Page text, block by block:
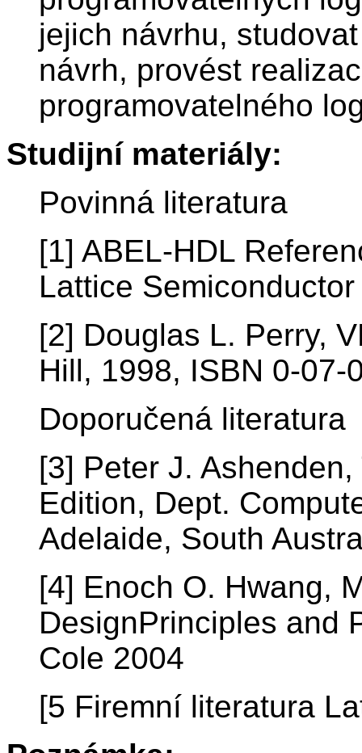
jejich návrhu,
návrh, provést
programovatelného
Studijní materiály:
Povinná literatura
[1] ABEL-HDL
Lattice
[2] Douglas L. Perry,
Hill, 1998, ISBN 0-07-
Doporučená literatura
[3] Peter J.
Edition, Dept.
Adelaide, South
[4] Enoch O. Hwang,
DesignPrinciples and
Cole 2004
[5 Firemní literatura